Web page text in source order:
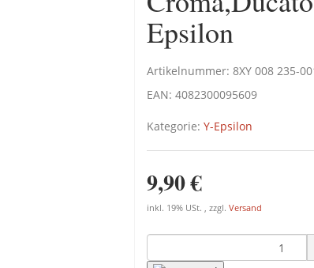
Epsilon
Artikelnummer: 8XY 008 235-
EAN: 4082300095609
Kategorie: Y-Epsilon
9,90 €
inkl. 19% USt. , zzgl. Versand